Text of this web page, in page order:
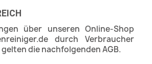
über unseren Online-Shop
durch Verbraucher
die nachfolgenden AGB.